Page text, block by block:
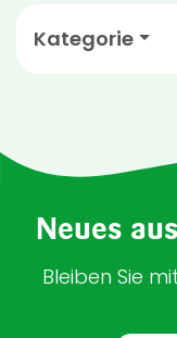
Kategorie
Neues
Bleiben Sie